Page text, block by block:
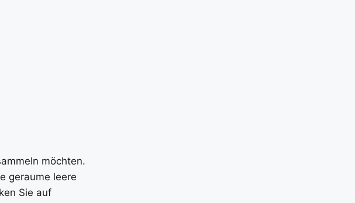
möchten.
geraume leere
Sie auf